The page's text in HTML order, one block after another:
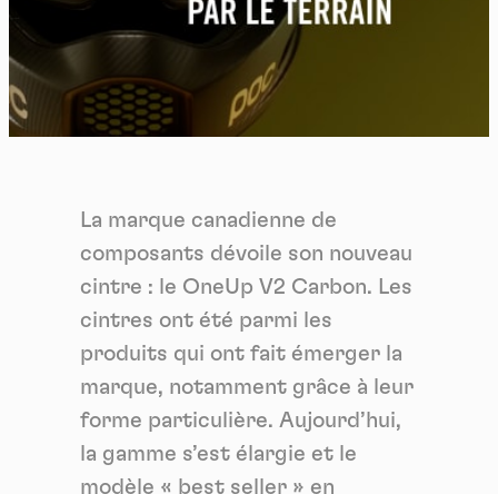
La marque canadienne de
composants dévoile son nouveau
cintre : le OneUp V2 Carbon. Les
cintres ont été parmi les
produits qui ont fait émerger la
marque, notamment grâce à leur
forme particulière. Aujourd’hui,
la gamme s’est élargie et le
modèle « best seller » en